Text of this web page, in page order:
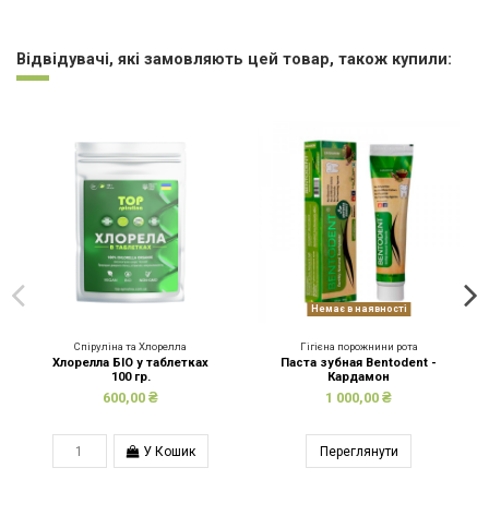
Відвідувачі, які замовляють цей товар, також купили:
Спіруліна та Хлорелла
Хлорелла БІО у таблетках
100 гр.
600,00 ₴
У Кошик
Немає в наявності
Гігієна порожнини рота
Паста зубная Bentodent -
Кардамон
1 000,00 ₴
Переглянути